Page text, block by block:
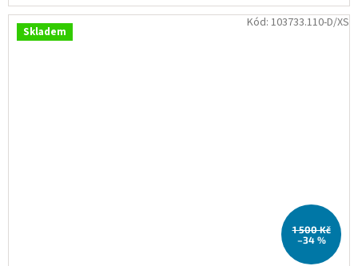
Skladem
1 500 Kč
–34 %
Kód: 103733.110-D/XS